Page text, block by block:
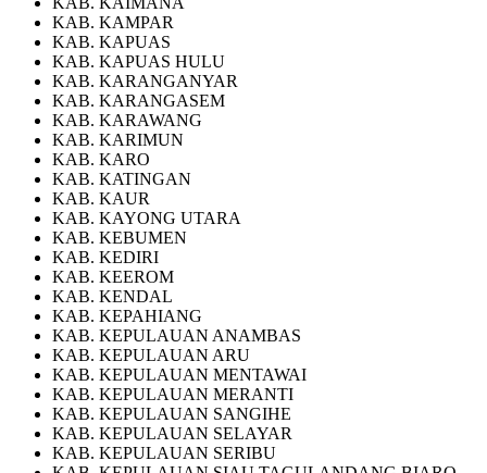
KAB. KAMPAR
KAB. KAPUAS
KAB. KAPUAS HULU
KAB. KARANGANYAR
KAB. KARANGASEM
KAB. KARAWANG
KAB. KARIMUN
KAB. KARO
KAB. KATINGAN
KAB. KAUR
KAB. KAYONG UTARA
KAB. KEBUMEN
KAB. KEDIRI
KAB. KEEROM
KAB. KENDAL
KAB. KEPAHIANG
KAB. KEPULAUAN ANAMBAS
KAB. KEPULAUAN ARU
KAB. KEPULAUAN MENTAWAI
KAB. KEPULAUAN MERANTI
KAB. KEPULAUAN SANGIHE
KAB. KEPULAUAN SELAYAR
KAB. KEPULAUAN SERIBU